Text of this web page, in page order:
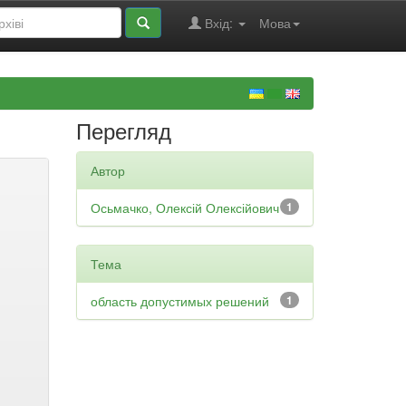
Мова
Вхід:
Перегляд
Автор
1
Осьмачко, Олексій Олексійович
Тема
1
область допустимых решений